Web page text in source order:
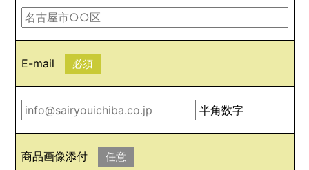
E-mail 必須
半角数字
商品画像添付 任意